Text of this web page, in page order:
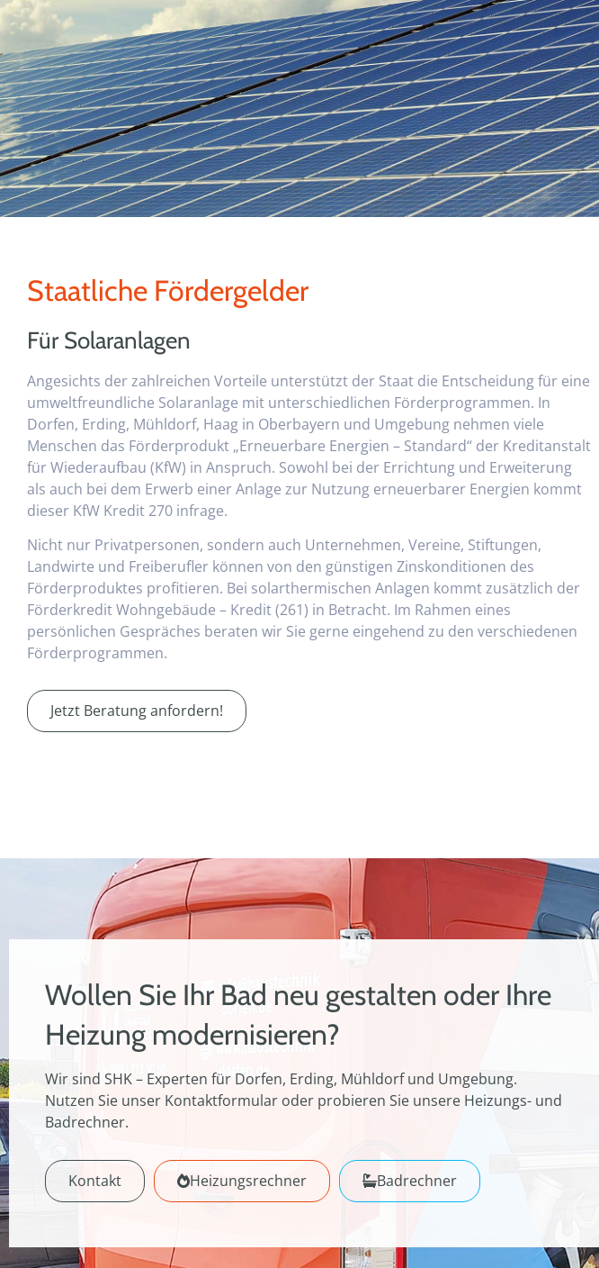
Staatliche Fördergelder
Für Solaranlagen
Angesichts der zahlreichen Vorteile unterstützt der Staat die Entscheidung für eine
umweltfreundliche Solaranlage mit unterschiedlichen Förderprogrammen. In
Dorfen, Erding, Mühldorf, Haag in Oberbayern und Umgebung nehmen viele
Menschen das Förderprodukt „Erneuerbare Energien – Standard“ der Kreditanstalt
für Wiederaufbau (KfW) in Anspruch. Sowohl bei der Errichtung und Erweiterung
als auch bei dem Erwerb einer Anlage zur Nutzung erneuerbarer Energien kommt
dieser KfW Kredit 270 infrage.
Nicht nur Privatpersonen, sondern auch Unternehmen, Vereine, Stiftungen,
Landwirte und Freiberufler können von den günstigen Zinskonditionen des
Förderproduktes profitieren. Bei solarthermischen Anlagen kommt zusätzlich der
Förderkredit Wohngebäude – Kredit (261) in Betracht. Im Rahmen eines
persönlichen Gespräches beraten wir Sie gerne eingehend zu den verschiedenen
Förderprogrammen.
Jetzt Beratung anfordern!
Wollen Sie Ihr Bad neu gestalten oder Ihre
Heizung modernisieren?
Wir sind SHK – Experten für Dorfen, Erding, Mühldorf und Umgebung.
Nutzen Sie unser Kontaktformular oder probieren Sie unsere Heizungs- und
Badrechner.
Kontakt Heizungsrechner Badrechner